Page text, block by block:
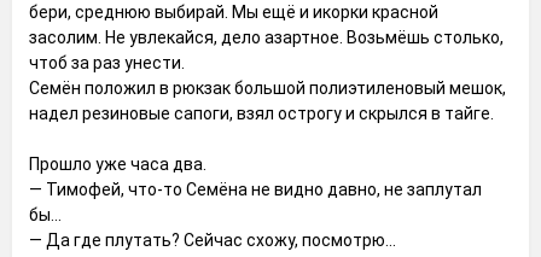
бери, среднюю выбирай. Мы ещё и икорки красной
засолим. Не увлекайся, дело азартное. Возьмёшь столько,
чтоб за раз унести.
Семён положил в рюкзак большой полиэтиленовый мешок,
надел резиновые сапоги, взял острогу и скрылся в тайге.
Прошло уже часа два.
— Тимофей, что-то Семёна не видно давно, не заплутал
бы...
— Да где плутать? Сейчас схожу, посмотрю...